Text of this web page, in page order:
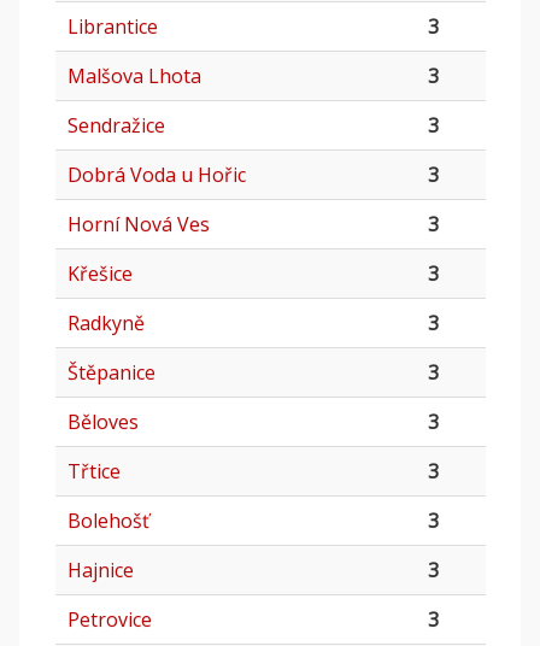
Librantice
3
Malšova Lhota
3
Sendražice
3
Dobrá Voda u Hořic
3
Horní Nová Ves
3
Křešice
3
Radkyně
3
Štěpanice
3
Běloves
3
Třtice
3
Bolehošť
3
Hajnice
3
Petrovice
3